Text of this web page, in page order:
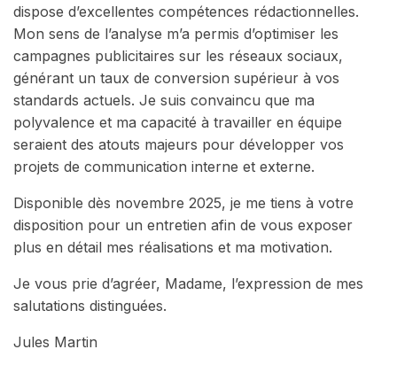
dispose d’excellentes compétences rédactionnelles.
Mon sens de l’analyse m’a permis d’optimiser les
campagnes publicitaires sur les réseaux sociaux,
générant un taux de conversion supérieur à vos
standards actuels. Je suis convaincu que ma
polyvalence et ma capacité à travailler en équipe
seraient des atouts majeurs pour développer vos
projets de communication interne et externe.
Disponible dès novembre 2025, je me tiens à votre
disposition pour un entretien afin de vous exposer
plus en détail mes réalisations et ma motivation.
Je vous prie d’agréer, Madame, l’expression de mes
salutations distinguées.
Jules Martin